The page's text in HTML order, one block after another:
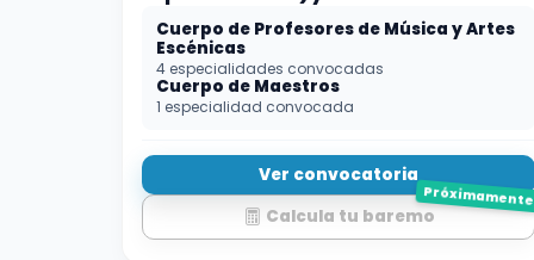
Cuerpo de Profesores de Música y Artes
Escénicas
4 especialidades convocadas
Cuerpo de Maestros
1 especialidad convocada
Ver convocatoria
Calcula tu baremo
Próximamente